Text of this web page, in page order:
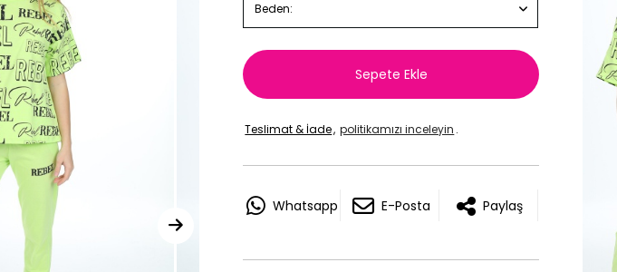
Beden:
Sepete Ekle
Teslimat & İade, politikamızı inceleyin .
Whatsapp E-Posta Paylaş